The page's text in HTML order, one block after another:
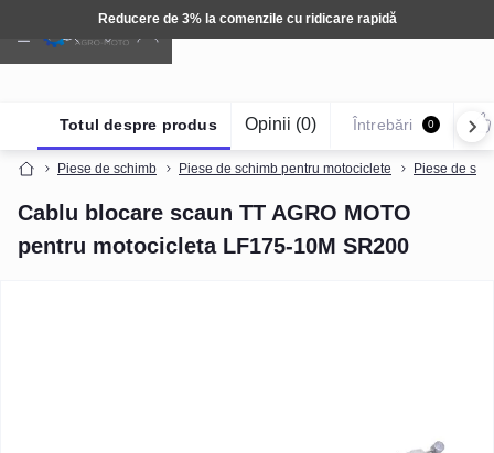
Reducere de 3% la comenzile cu ridicare rapidă
Piese de schimb Piese de schimb pentru motociclete Piese de
Cablu blocare scaun TT AGRO MOTO
pentru motocicleta LF175-10M SR200
Totul despre produs Opinii (0) Întrebări 0